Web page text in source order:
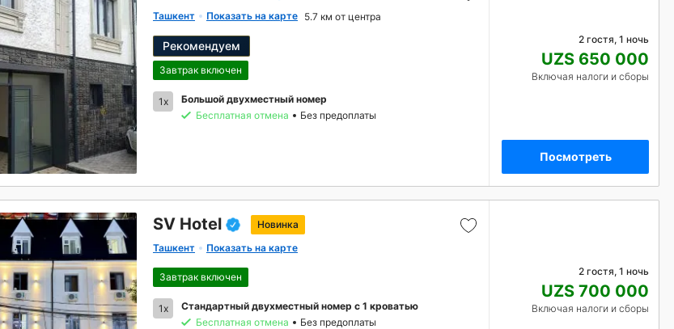
Ташкент Показать на карте 5.7 км от центра
Рекомендуем
Завтрак включен
1x
Большой двухместный номер
Бесплатная отмена
Без предоплаты
2 гостя, 1 ночь
UZS 650 000
Включая налоги и сборы
Посмотреть
SV Hotel
Новинка
Ташкент
Показать на карте
Завтрак включен
1x
Стандартный двухместный номер с 1 кроватью
Бесплатная отмена
Без предоплаты
2 гостя, 1 ночь
UZS 700 000
Включая налоги и сборы